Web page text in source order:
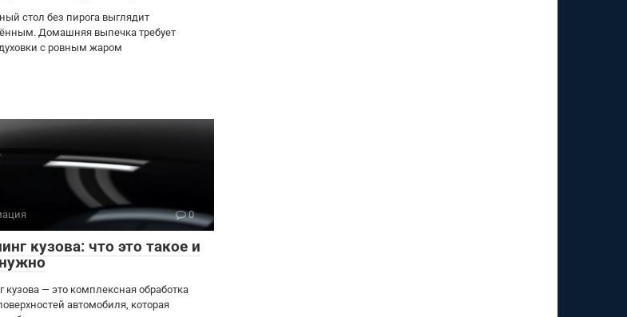
стол без пирога выглядит
Домашняя выпечка требует
с ровным жаром
0
кузова: что это такое и
кузова — это комплексная обработка
автомобиля, которая